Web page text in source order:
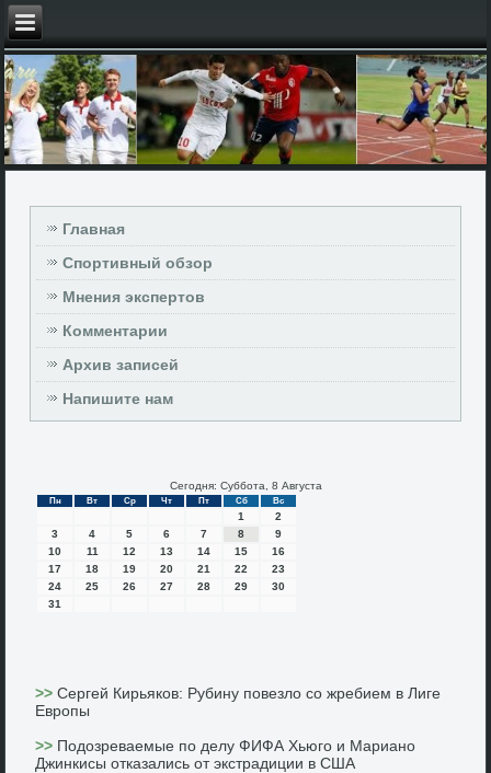
Главная
Спортивный обзор
Мнения экспертов
Комментарии
Архив записей
Напишите нам
Сегодня: Суббота, 8 Августа
Пн Вт Ср Чт Пт Сб Вс
1
2
3
4 5 6 7 8
9
10
11 12 13 14 15
16
17
18 19 20 21 22
23
24
25 26 27 28 29
30
31
>>Сергей Кирьяков: Рубину повезло со жребием в Лиге
Европы
>> Подозреваемые по делу ФИФА Хьюго и Мариано
Джинкисы отказались от экстрадиции в США